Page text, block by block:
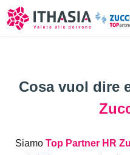
Cosa vuol dire
Siamo Top Partner HR